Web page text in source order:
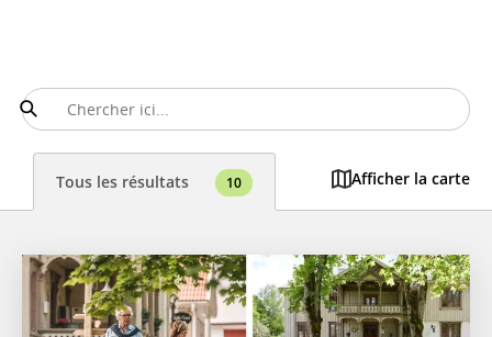
Tous les résultats 10 Afficher la carte